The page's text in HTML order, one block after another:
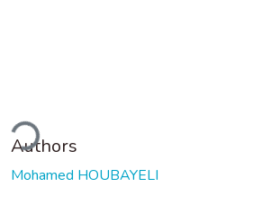
Authors
Mohamed HOUBAYELI